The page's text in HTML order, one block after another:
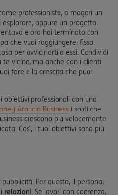
professionista, o magari un
oppure un progetto
e ora hai terminato con
che vuoi raggiungere, fissa
per avvicinarti a essi. Condividi
te vicine, ma anche con i clienti.
fare e la crescita che puoi
obiettivi professionali con una
Arancio Business i soldi che
crescono più velocemente
Così, i tuoi obiettivi sono più
Per questo, il personal
relazioni. Se lavori con coerenza,